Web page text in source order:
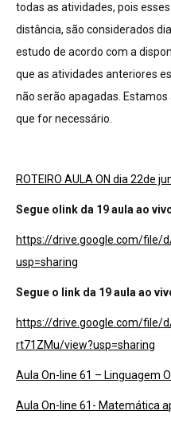
todas as atividades, pois
distância, são considerados
estudo de acordo com a
que as atividades anteriores
não serão apagadas.
que for necessário.
ROTEIRO AULA ON dia 22de
Segue olink da 19 aula ao
https://drive.google.com/file/
usp=sharing
Segue o link da 19 aula ao
https://drive.google.com/file/
rt71ZMu/view?usp=sharing
Aula On-line 61 – Linguagem
Aula On-line 61- Matemática